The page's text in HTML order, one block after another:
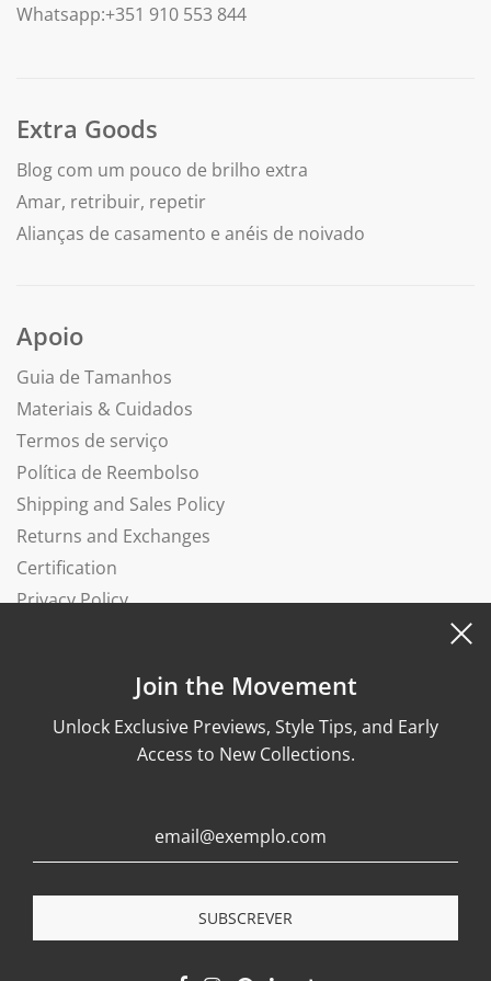
Whatsapp:+351 910 553 844
Extra Goods
Blog com um pouco de brilho extra
Amar, retribuir, repetir
Alianças de casamento e anéis de noivado
Apoio
Guia de Tamanhos
Materiais & Cuidados
Termos de serviço
Política de Reembolso
Shipping and Sales Policy
Returns and Exchanges
Certification
Privacy Policy
© 2026, Wonther
Join the Movement
Unlock Exclusive Previews, Style Tips, and Early
Access to New Collections.